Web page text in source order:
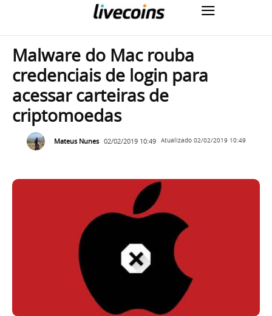
Malware do Mac rouba
credenciais de login para
acessar carteiras de
criptomoedas
Mateus Nunes 02/02/2019 10:49 Atualizado 02/02/2019 10:49